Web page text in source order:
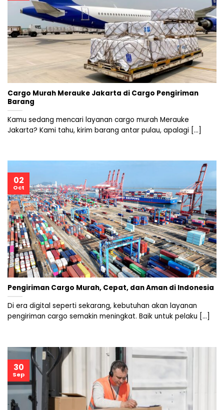
Cargo Murah Merauke Jakarta di Cargo Pengiriman
Barang
Kamu sedang mencari layanan cargo murah Merauke
Jakarta? Kami tahu, kirim barang antar pulau, apalagi [...]
Pengiriman Cargo Murah, Cepat, dan Aman di Indonesia
Di era digital seperti sekarang, kebutuhan akan layanan
pengiriman cargo semakin meningkat. Baik untuk pelaku [...]
02
Oct
30
Sep